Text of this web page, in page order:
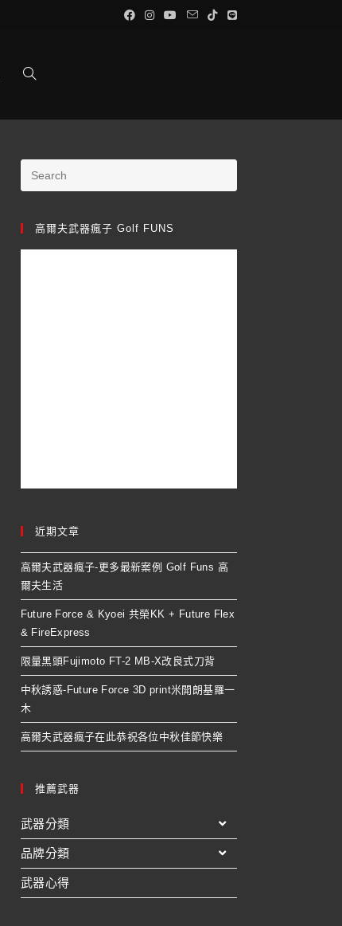
高爾夫武器瘋子 Golf FUNS
近期文章
高爾夫武器瘋子-更多最新案例 Golf Funs 高
爾夫生活
Future Force & Kyoei 共榮KK + Future Flex
& FireExpress
限量黑頭Fujimoto FT-2 MB-X改良式刀背
中秋誘惑-Future Force 3D print米開朗基羅一
木
高爾夫武器瘋子在此恭祝各位中秋佳節快樂
推薦武器
武器分類
品牌分類
武器心得